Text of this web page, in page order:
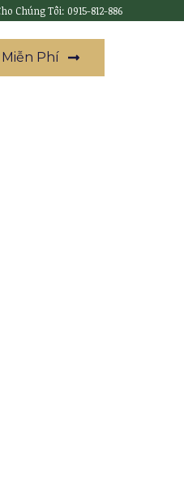
Chúng Tôi: 0915-812-886
Miễn Phí